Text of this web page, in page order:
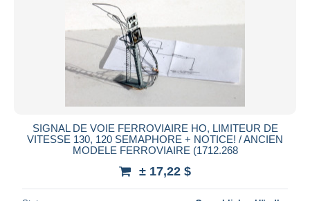
SIGNAL DE VOIE FERROVIAIRE HO, LIMITEUR DE
VITESSE 130, 120 SEMAPHORE + NOTICE! / ANCIEN
MODELE FERROVIAIRE (1712.268
± 17,22 $